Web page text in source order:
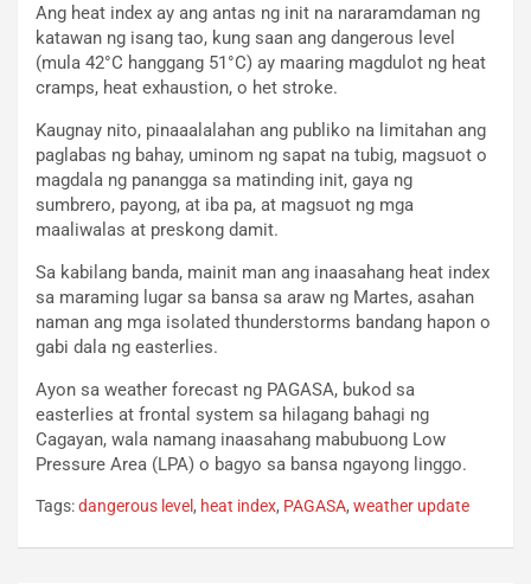
Ang heat index ay ang antas ng init na nararamdaman ng
katawan ng isang tao, kung saan ang dangerous level
(mula 42°C hanggang 51°C) ay maaring magdulot ng heat
cramps, heat exhaustion, o het stroke.
Kaugnay nito, pinaaalalahan ang publiko na limitahan ang
paglabas ng bahay, uminom ng sapat na tubig, magsuot o
magdala ng panangga sa matinding init, gaya ng
sumbrero, payong, at iba pa, at magsuot ng mga
maaliwalas at preskong damit.
Sa kabilang banda, mainit man ang inaasahang heat index
sa maraming lugar sa bansa sa araw ng Martes, asahan
naman ang mga isolated thunderstorms bandang hapon o
gabi dala ng easterlies.
Ayon sa weather forecast ng PAGASA, bukod sa
easterlies at frontal system sa hilagang bahagi ng
Cagayan, wala namang inaasahang mabubuong Low
Pressure Area (LPA) o bagyo sa bansa ngayong linggo.
Tags:dangerous level , heat index, PAGASA, weather update